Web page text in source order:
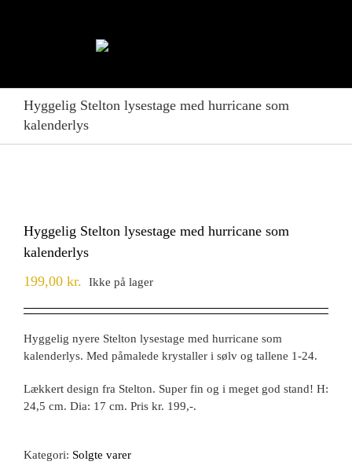
Hyggelig Stelton lysestage med hurricane som
kalenderlys
Hyggelig Stelton lysestage med hurricane som
kalenderlys
199,00 kr. Ikke på lager
Hyggelig nyere Stelton lysestage med hurricane som
kalenderlys. Med påmalede krystaller i sølv og tallene 1-24.
Lækkert design fra Stelton. Super fin og i meget god stand! H:
24,5 cm. Dia: 17 cm. Pris kr. 199,-.
Kategori: Solgte varer